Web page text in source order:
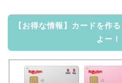
【お得な情報】カードを作
よー！